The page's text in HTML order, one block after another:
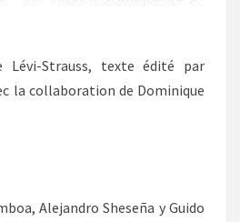
Lévi-Strauss, texte édité par
la collaboration de Dominique
Alejandro Sheseña y Guido